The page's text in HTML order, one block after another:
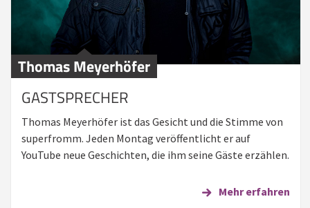
Thomas Meyerhöfer
GASTSPRECHER
Thomas Meyerhöfer ist das Gesicht und die Stimme von
superfromm. Jeden Montag veröffentlicht er auf
YouTube neue Geschichten, die ihm seine Gäste erzählen.
Mehr erfahren